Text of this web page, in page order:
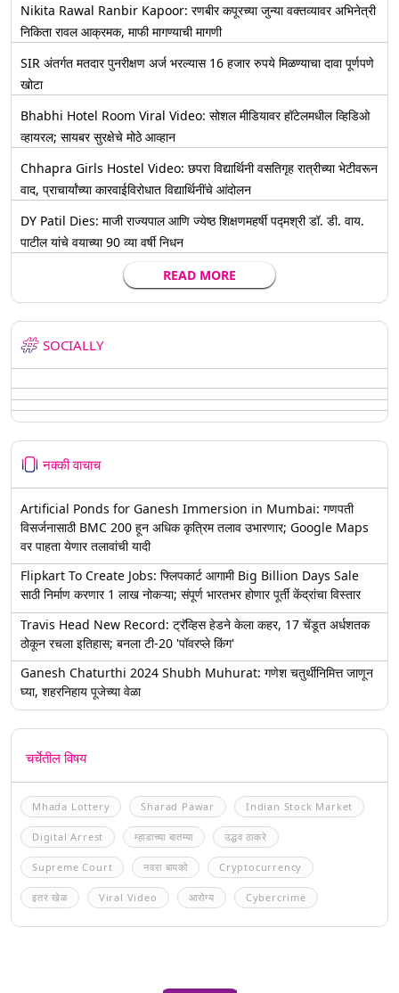
Nikita Rawal Ranbir Kapoor: रणबीर कपूरच्या जुन्या वक्तव्यावर अभिनेत्री
निकिता रावल आक्रमक, माफी मागण्याची मागणी
SIR अंतर्गत मतदार पुनरीक्षण अर्ज भरल्यास 16 हजार रुपये मिळण्याचा दावा पूर्णपणे
खोटा
Bhabhi Hotel Room Viral Video: सोशल मीडियावर हॉटेलमधील व्हिडिओ
व्हायरल; सायबर सुरक्षेचे मोठे आव्हान
Chhapra Girls Hostel Video: छपरा विद्यार्थिनी वसतिगृह रात्रीच्या भेटीवरून
वाद, प्राचार्यांच्या कारवाईविरोधात विद्यार्थिनींचे आंदोलन
DY Patil Dies: माजी राज्यपाल आणि ज्येष्ठ शिक्षणमहर्षी पद्मश्री डॉ. डी. वाय.
पाटील यांचे वयाच्या 90 व्या वर्षी निधन
READ MORE
SOCIALLY
नक्की वाचाच
Artificial Ponds for Ganesh Immersion in Mumbai: गणपती
विसर्जनासाठी BMC 200 हून अधिक कृत्रिम तलाव उभारणार; Google Maps
वर पाहता येणार तलावांची यादी
Flipkart To Create Jobs: फ्लिपकार्ट आगामी Big Billion Days Sale
साठी निर्माण करणार 1 लाख नोकऱ्या; संपूर्ण भारतभर होणार पूर्ती केंद्रांचा विस्तार
Travis Head New Record: ट्रॅव्हिस हेडने केला कहर, 17 चेंडूत अर्धशतक
ठोकून रचला इतिहास; बनला टी-20 'पॉवरप्ले किंग'
Ganesh Chaturthi 2024 Shubh Muhurat: गणेश चतुर्थीनिमित्त जाणून
घ्या, शहरनिहाय पूजेच्या वेळा
चर्चेतील विषय
Mhada Lottery Sharad Pawar Indian Stock Market
Digital Arrest म्हाडाच्या बातम्या उद्धव ठाकरे
Supreme Court नवरा बायको Cryptocurrency
इतर खेळ Viral Video आरोग्य Cybercrime